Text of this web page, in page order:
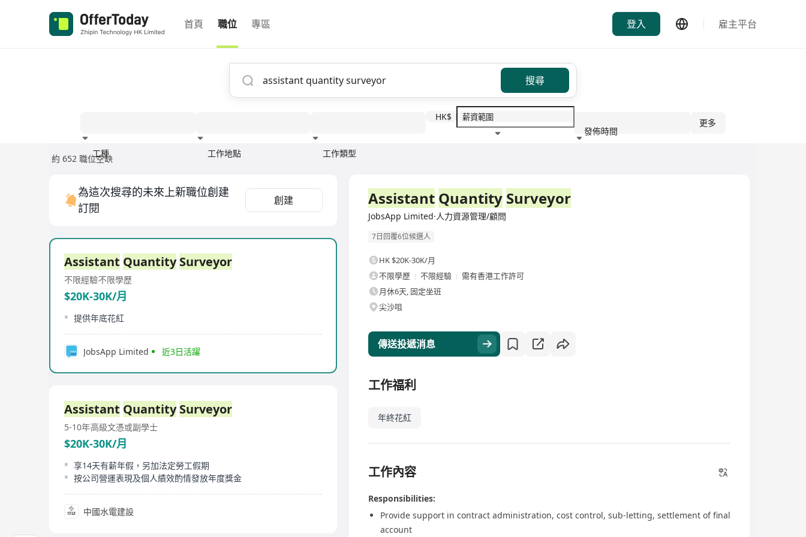
首頁 職位 專區 登入 雇主平台
搜尋
工種 工作地點 工作類型
HK$
發佈時間
更多
約 652 職位空缺
為這次搜尋的未來上新職位創建
訂閱
創建
Assistant Quantity Surveyor
不限經驗不限學歷
$20K-30K/月
提供年底花紅
JobsApp Limited 近3日活躍
Assistant Quantity Surveyor
5-10年高級文憑或副學士
$20K-30K/月
享14天有薪年假，另加法定勞工假期
按公司營運表現及個人績效酌情發放年度獎金
中國水電建設
Assistant Quantity Surveyor
JobsApp Limited·人力資源管理/顧問
7日回覆6位候選人
HK $20K-30K/月
不限學歷
不限經驗
需有香港工作許可
月休6天, 固定坐班
尖沙咀
傳送投遞消息
工作福利
年終花紅
工作內容
Responsibilities:
Provide support in contract administration, cost control, sub-letting, settlement of final
account